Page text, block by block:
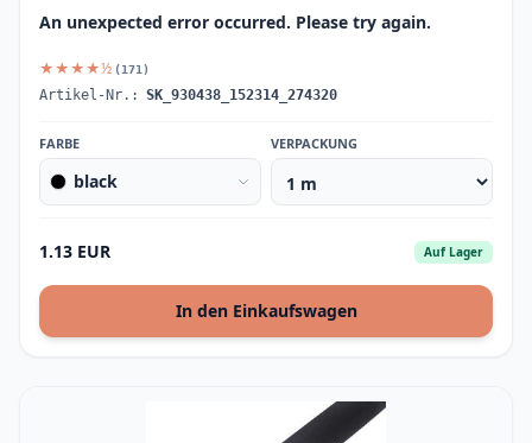
An unexpected error occurred. Please try again.
★★★★½ (171)
Artikel-Nr.: SK_930438_152314_274320
FARBE
black
VERPACKUNG
1.13 EUR Auf Lager
In den Einkaufswagen